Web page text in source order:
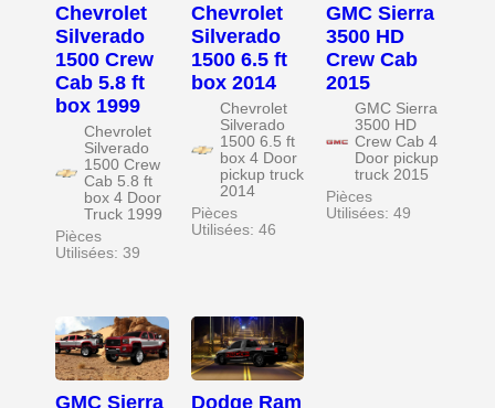
Chevrolet
Silverado
1500 Crew
Cab 5.8 ft
box 1999
Chevrolet
Silverado
1500 Crew
Cab 5.8 ft
box 4 Door
Truck 1999
Pièces
Utilisées: 39
Chevrolet
Silverado
1500 6.5 ft
box 2014
Chevrolet
Silverado
1500 6.5 ft
box 4 Door
pickup truck
2014
Pièces
Utilisées: 46
GMC Sierra
3500 HD
Crew Cab
2015
GMC Sierra
3500 HD
Crew Cab 4
Door pickup
truck 2015
Pièces
Utilisées: 49
GMC Sierra Dodge Ram